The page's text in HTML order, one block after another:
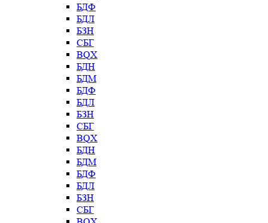
БДФ
БДЛ
БЗН
СБГ
BQX
БДН
БДМ
БДФ
БДЛ
БЗН
СБГ
BQX
БДН
БДМ
БДФ
БДЛ
БЗН
СБГ